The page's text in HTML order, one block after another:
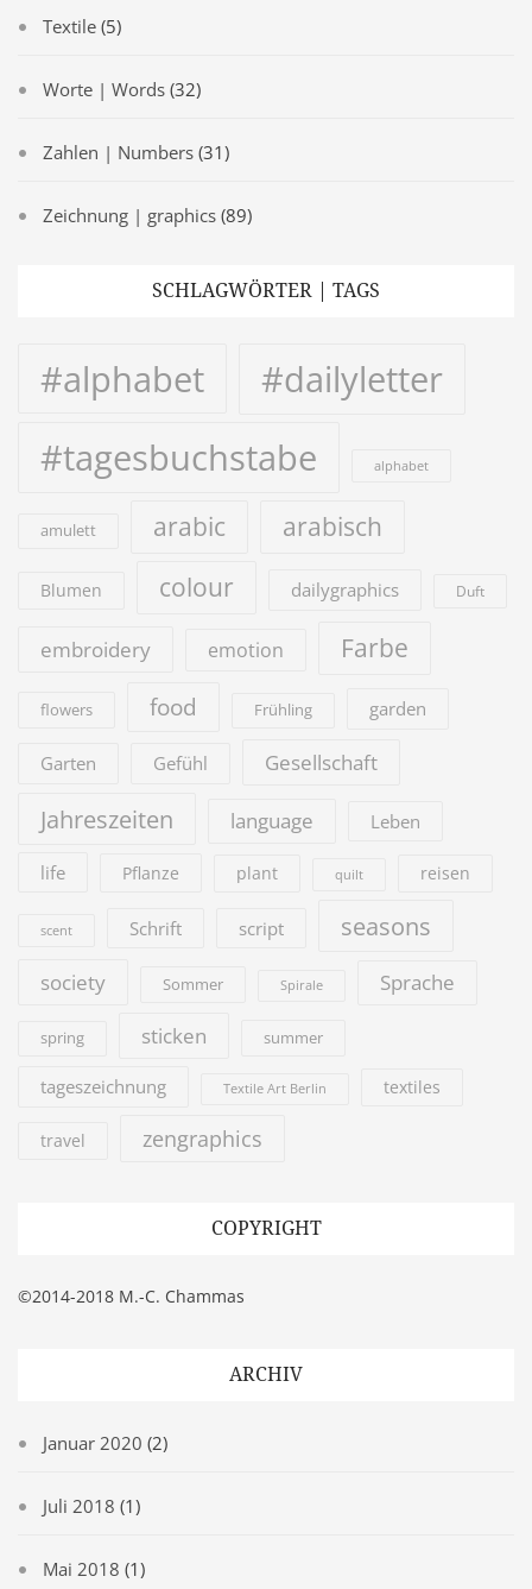
Textile (5)
Worte | Words (32)
Zahlen | Numbers (31)
Zeichnung | graphics (89)
SCHLAGWÖRTER | TAGS
#alphabet
#dailyletter
#tagesbuchstabe
alphabet
amulett arabic arabisch
Blumen colour dailygraphics Duft
embroidery emotion Farbe
flowers food Frühling garden
Garten Gefühl Gesellschaft
Jahreszeiten language Leben
life Pflanze plant quilt reisen
scent Schrift script seasons
society Sommer Spirale Sprache
spring sticken summer
tageszeichnung Textile Art Berlin textiles
travel zengraphics
COPYRIGHT
©2014-2018 M.-C. Chammas
ARCHIV
Januar 2020 (2)
Juli 2018 (1)
Mai 2018 (1)